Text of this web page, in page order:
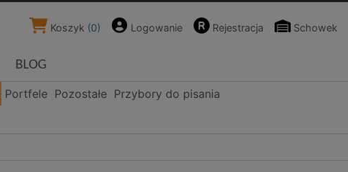
Koszyk (0) Logowanie Rejestracja Schowek
BLOG
Portfele Pozostałe Przybory do pisania